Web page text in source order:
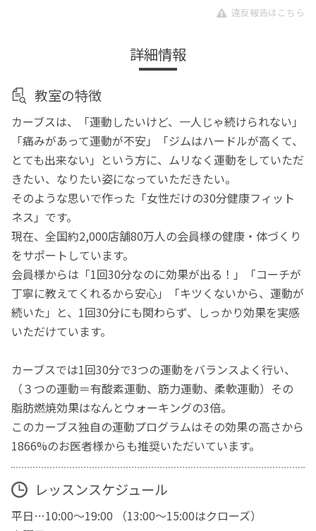
違反報告はこちら
詳細情報
教室の特徴
カーブスは、「運動したいけど、一人じゃ続けられない」
「痛みがあって運動が不安」「ジムはハードルが高くて、
とても出来ない」という方に、ムリなく運動をしていただ
きたい、なりたい姿になっていただきたい。
そのような思いで作った「女性だけの30分健康フィット
ネス」です。
現在、全国約2,000店舗80万人の会員様の健康・体づくり
をサポートしています。
会員様からは「1回30分なのに効果が出る！」「コーチが
丁寧に教えてくれるから安心」「キツくないから、運動が
続いた」と、1回30分にも関わらず、しっかり効果を実感
いただけています。
カーブスでは1回30分で3つの運動をバランスよく行い、
（３つの運動＝有酸素運動、筋力運動、柔軟運動）その
脂肪燃焼効果はなんとウォーキングの3倍。
このカーブス独自の運動プログラムはその効果の高さから
1866%のお医者様からも推奨いただいています。
レッスンスケジュール
平日…10:00～19:00 （13:00～15:00はクローズ）